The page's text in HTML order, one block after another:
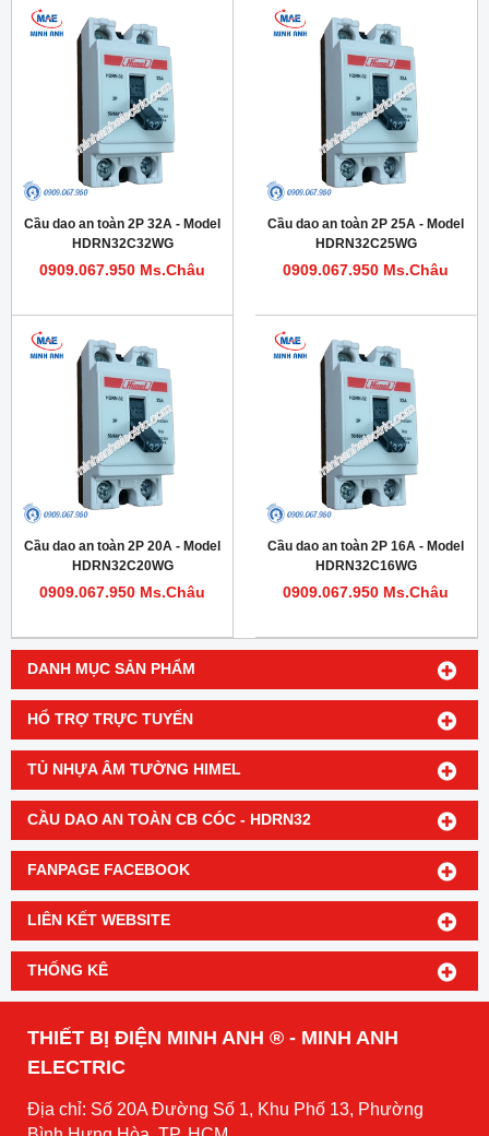
DANH MỤC SẢN PHẨM
HỔ TRỢ TRỰC TUYẾN
TỦ NHỰA ÂM TƯỜNG HIMEL
CẦU DAO AN TOÀN CB CÓC - HDRN32
FANPAGE FACEBOOK
LIÊN KẾT WEBSITE
THỐNG KÊ
Cầu dao an toàn 2P 32A - Model
HDRN32C32WG
0909.067.950 Ms.Châu
Cầu dao an toàn 2P 25A - Model
HDRN32C25WG
0909.067.950 Ms.Châu
Cầu dao an toàn 2P 20A - Model
HDRN32C20WG
0909.067.950 Ms.Châu
Cầu dao an toàn 2P 16A - Model
HDRN32C16WG
0909.067.950 Ms.Châu
THIẾT BỊ ĐIỆN MINH ANH ® - MINH ANH
ELECTRIC
Địa chỉ: Số 20A Đường Số 1, Khu Phố 13, Phường